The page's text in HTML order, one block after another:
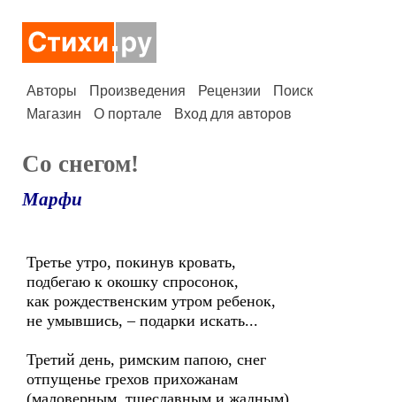
Авторы Произведения Рецензии
Поиск
Магазин
О портале Вход для авторов
Со снегом!
Марфи
Третье утро, покинув кровать,
подбегаю к окошку спросонок,
как рождественским утром ребенок,
не умывшись, – подарки искать...
Третий день, римским папою, снег
отпущенье грехов прихожанам
(маловерным, тщеславным и жадным)